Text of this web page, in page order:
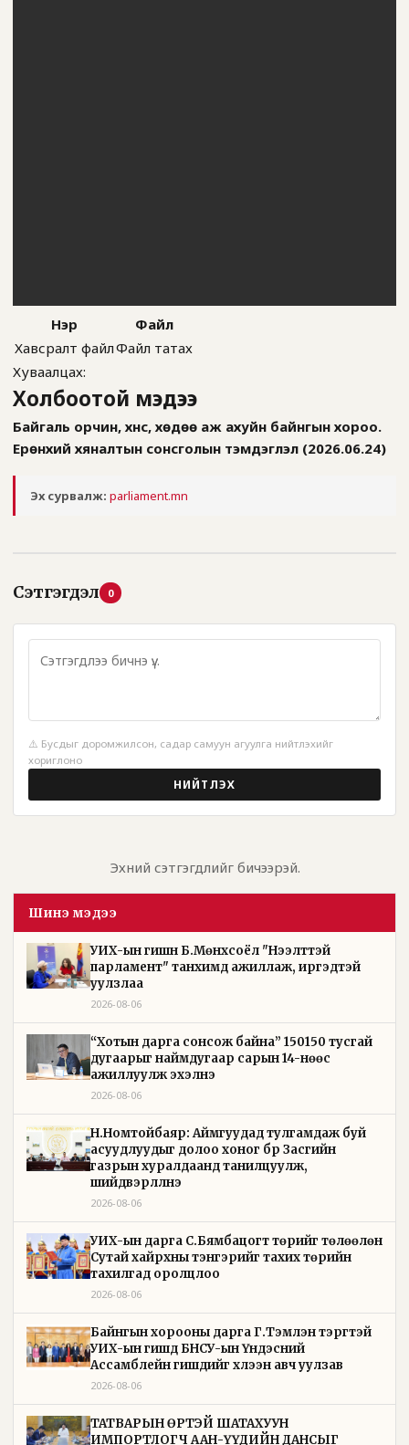
Нэр
Файл
Хавсралт файлФайл татах
Хуваалцах:
Холбоотой мэдээ
Байгаль орчин, хүнс, хөдөө аж ахуйн байнгын хороо.
Ерөнхий хяналтын сонсголын тэмдэглэл (2026.06.24)
Эх сурвалж: parliament.mn
Сэтгэгдэл 0
⚠️ Бусдыг доромжилсон, садар самуун агуулга нийтлэхийг
хориглоно
НИЙТЛЭХ
Эхний сэтгэгдлийг бичээрэй.
Шинэ мэдээ
УИХ-ын гишүүн Б.Мөнхсоёл "Нээлттэй
парламент" танхимд ажиллаж, иргэдтэй
уулзлаа
2026-08-06
“Хотын дарга сонсож байна” 150150 тусгай
дугаарыг наймдугаар сарын 14-нөөс
ажиллуулж эхэлнэ
2026-08-06
Н.Номтойбаяр: Аймгуудад тулгамдаж буй
асуудлуудыг долоо хоног бүр Засгийн
газрын хуралдаанд танилцуулж,
шийдвэрлүүлнэ
2026-08-06
УИХ-ын дарга С.Бямбацогт төрийг төлөөлөн
Сутай хайрхны тэнгэрийг тахих төрийн
тахилгад оролцлоо
2026-08-06
Байнгын хорооны дарга Г.Тэмүүлэн тэргүүтэй
УИХ-ын гишүүд БНСУ-ын Үндэсний
Ассамблейн гишүүдийг хүлээн авч уулзав
2026-08-06
ТАТВАРЫН ӨРТЭЙ ШАТАХУУН
ИМПОРТЛОГЧ ААН-ҮҮДИЙН ДАНСЫГ